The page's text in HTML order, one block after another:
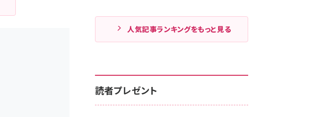
人気記事ランキングをもっと見る
読者プレゼント